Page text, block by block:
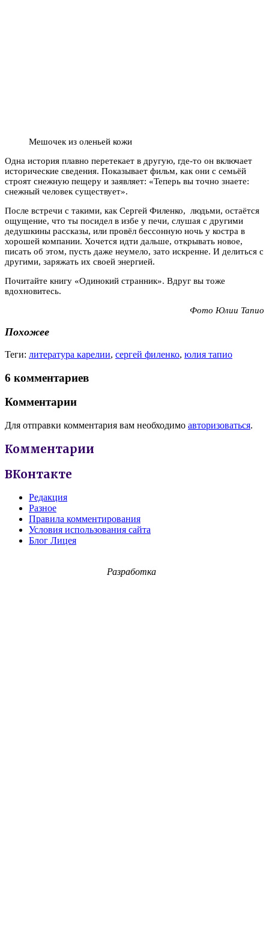
Мешочек из оленьей кожи
Одна история плавно перетекает в другую, где-то он включает
исторические сведения. Показывает фильм, как они с семьёй
строят снежную пещеру и заявляет: «Теперь вы точно знаете:
снежный человек существует».
После встречи с такими, как Сергей Филенко, людьми, остаётся
ощущение, что ты посидел в избе у печи, слушая с другими
дедушкины рассказы, или провёл бессонную ночь у костра в
хорошей компании. Хочется идти дальше, открывать новое,
писать об этом, пусть даже неумело, зато искренне. И делиться с
другими, заряжать их своей энергией.
Почитайте книгу «Одинокий странник». Вдруг вы тоже
вдохновитесь.
Фото Юлии Тапио
Похожее
Теги: литература карелии, сергей филенко, юлия тапио
6 комментариев
Комментарии
Для отправки комментария вам необходимо авторизоваться.
Комментарии
ВКонтакте
Редакция
Разное
Правила комментирования
Условия использования сайта
Блог Лицея
Разработка